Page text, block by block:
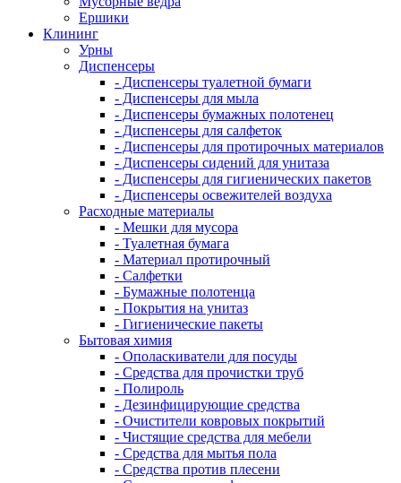
Ершики
Клининг
Урны
Диспенсеры
- Диспенсеры туалетной бумаги
- Диспенсеры для мыла
- Диспенсеры бумажных полотенец
- Диспенсеры для салфеток
- Диспенсеры для протирочных материалов
- Диспенсеры сидений для унитаза
- Диспенсеры для гигиенических пакетов
- Диспенсеры освежителей воздуха
Расходные материалы
- Мешки для мусора
- Туалетная бумага
- Материал протирочный
- Салфетки
- Бумажные полотенца
- Покрытия на унитаз
- Гигиенические пакеты
Бытовая химия
- Ополаскиватели для посуды
- Средства для прочистки труб
- Полироль
- Дезинфицирующие средства
- Очистители ковровых покрытий
- Чистящие средства для мебели
- Средства для мытья пола
- Средства против плесени